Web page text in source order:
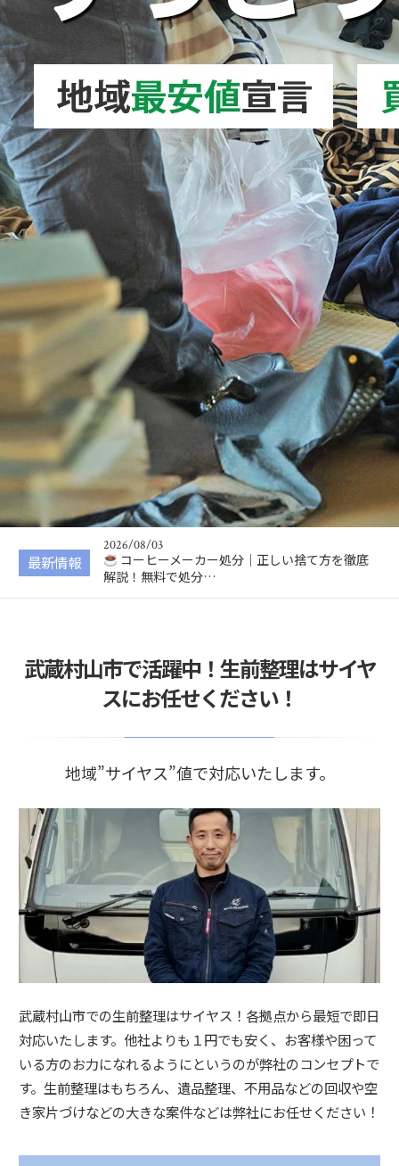
最新情報
2026/08/01
高圧洗浄機の処分方法を徹底解説！正しい捨
て方やリサイクル…
2026/08/05
ホイール処分｜正しい捨て方を徹底解説！ア
ルミ・スチールホ…
2026/08/04
VRゴーグル処分｜正しい捨て方を徹底解説！
無料で処分する方…
2026/08/03
コーヒーメーカー処分｜正しい捨て方を徹底
解説！無料で処分…
2026/08/01
高圧洗浄機の処分方法を徹底解説！正しい捨
て方やリサイクル…
2026/08/05
ルミ・スチールホ…
武蔵村山市で活躍中！生前整理はサイヤ
スにお任せください！
地域”サイヤス”値で対応いたします。
武蔵村山市での生前整理はサイヤス！各拠点から最短で即日
対応いたします。他社よりも１円でも安く、お客様や困って
いる方のお力になれるようにというのが弊社のコンセプトで
す。生前整理はもちろん、遺品整理、不用品などの回収や空
き家片づけなどの大きな案件などは弊社にお任せください！